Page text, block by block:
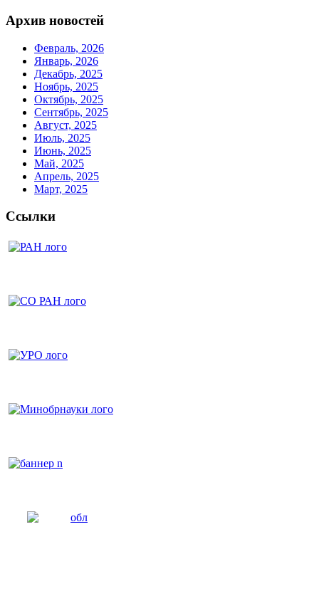
Архив новостей
Февраль, 2026
Январь, 2026
Декабрь, 2025
Ноябрь, 2025
Октябрь, 2025
Сентябрь, 2025
Август, 2025
Июль, 2025
Июнь, 2025
Май, 2025
Апрель, 2025
Март, 2025
Ссылки